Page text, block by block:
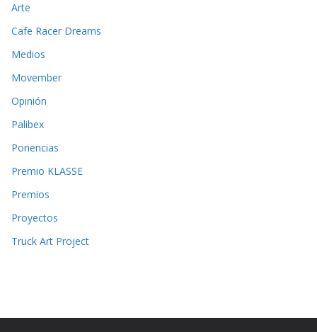
Arte
Cafe Racer Dreams
Medios
Movember
Opinión
Palibex
Ponencias
Premio KLASSE
Premios
Proyectos
Truck Art Project